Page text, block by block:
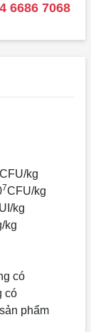
6686 7068
CFU/kg
7CFU/kg
kg
kg
có
phẩm